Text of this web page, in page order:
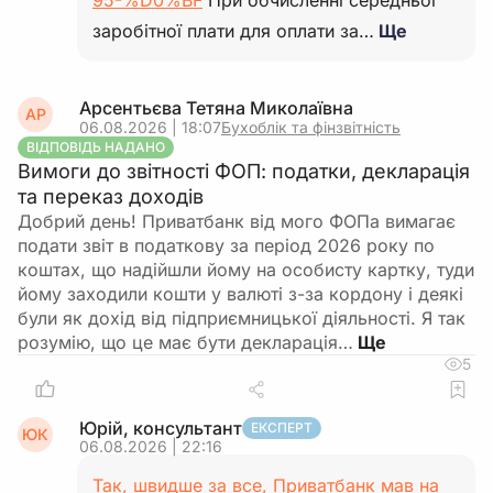
заробітної плати для оплати за… Ще
АР Арсентьєва Тетяна Миколаївна
06.08.2026 | 18:07Бухоблік та фінзвітність
ВІДПОВІДЬ НАДАНО
Вимоги до звітності ФОП: податки, декларація
та переказ доходів
Добрий день! Приватбанк від мого ФОПа вимагає
подати звіт в податкову за період 2026 року по
коштах, що надійшли йому на особисту картку, туди
йому заходили кошти у валюті з-за кордону і деякі
були як дохід від підприємницької діяльності. Я так
розумію, що це має бути декларація…
5
ЮК Юрій, консультант ЕКСПЕРТ
06.08.2026 | 22:16
Так, швидше за все, Приватбанк мав на